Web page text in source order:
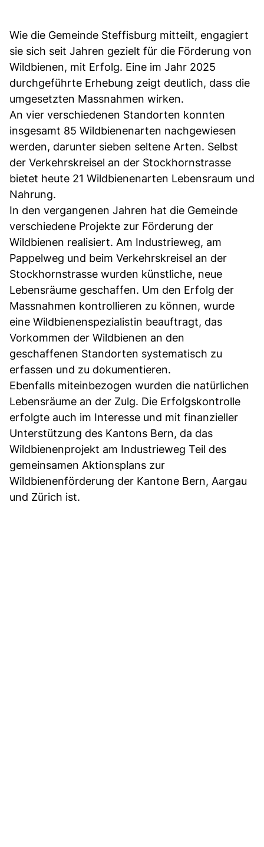
Wie die Gemeinde Steffisburg mitteilt, engagiert
sie sich seit Jahren gezielt für die Förderung von
Wildbienen, mit Erfolg. Eine im Jahr 2025
durchgeführte Erhebung zeigt deutlich, dass die
umgesetzten Massnahmen wirken.
An vier verschiedenen Standorten konnten
insgesamt 85 Wildbienenarten nachgewiesen
werden, darunter sieben seltene Arten. Selbst
der Verkehrskreisel an der Stockhornstrasse
bietet heute 21 Wildbienenarten Lebensraum und
Nahrung.
In den vergangenen Jahren hat die Gemeinde
verschiedene Projekte zur Förderung der
Wildbienen realisiert. Am Industrieweg, am
Pappelweg und beim Verkehrskreisel an der
Stockhornstrasse wurden künstliche, neue
Lebensräume geschaffen. Um den Erfolg der
Massnahmen kontrollieren zu können, wurde
eine Wildbienenspezialistin beauftragt, das
Vorkommen der Wildbienen an den
geschaffenen Standorten systematisch zu
erfassen und zu dokumentieren.
Ebenfalls miteinbezogen wurden die natürlichen
Lebensräume an der Zulg. Die Erfolgskontrolle
erfolgte auch im Interesse und mit finanzieller
Unterstützung des Kantons Bern, da das
Wildbienenprojekt am Industrieweg Teil des
gemeinsamen Aktionsplans zur
Wildbienenförderung der Kantone Bern, Aargau
und Zürich ist.